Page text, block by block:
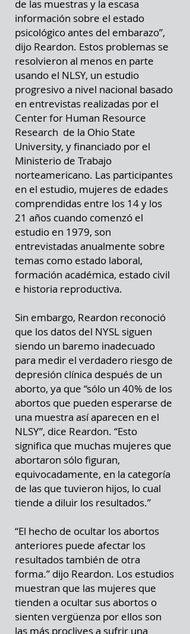
de las muestras y la escasa
información sobre el estado
psicológico antes del embarazo”,
dijo Reardon. Estos problemas se
resolvieron al menos en parte
usando el NLSY, un estudio
progresivo a nivel nacional basado
en entrevistas realizadas por el
Center for Human Resource
Research de la Ohio State
University, y financiado por el
Ministerio de Trabajo
norteamericano. Las participantes
en el estudio, mujeres de edades
comprendidas entre los 14 y los
21 años cuando comenzó el
estudio en 1979, son
entrevistadas anualmente sobre
temas como estado laboral,
formación académica, estado civil
e historia reproductiva.
Sin embargo, Reardon reconoció
que los datos del NYSL siguen
siendo un baremo inadecuado
para medir el verdadero riesgo de
depresión clínica después de un
aborto, ya que “sólo un 40% de los
abortos que pueden esperarse de
una muestra así aparecen en el
NLSY”, dice Reardon. “Esto
significa que muchas mujeres que
abortaron sólo figuran,
equivocadamente, en la categoría
de las que tuvieron hijos, lo cual
tiende a diluir los resultados.”
“El hecho de ocultar los abortos
anteriores puede afectar los
resultados también de otra
forma.” dijo Reardon. Los estudios
muestran que las mujeres que
tienden a ocultar sus abortos o
sienten vergüenza por ellos son
las más proclives a sufrir una